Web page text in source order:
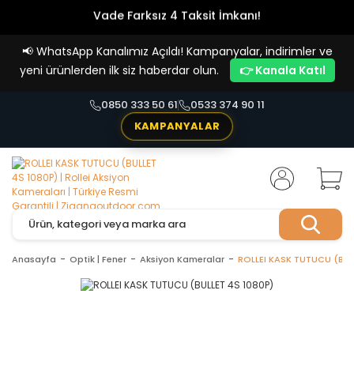
Vade Farksız 4 Taksit İmkanı!
📢 WhatsApp Kanalımız Açıldı! Kampanyalar, indirimler ve
yeni ürünlerden ilk siz haberdar olun.
👉 Kanala Katıl
0850 333 50 61
0533 374 90 11
KAMPANYALAR
Anasayfa Optik | Fener Aksiyon Kameralar ROLLEI KASK TUTUCU